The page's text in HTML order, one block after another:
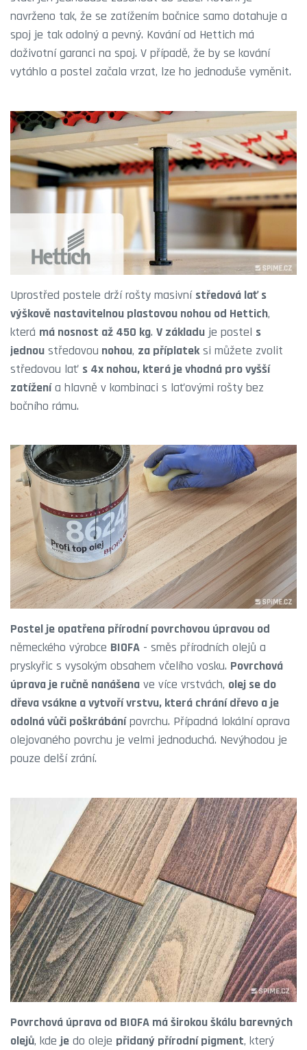
navrženo tak, že se zatížením bočnice samo dotahuje a
spoj je tak odolný a pevný. Kování od Hettich má
doživotní garanci na spoj. V případě, že by se kování
vytáhlo a postel začala vrzat, lze ho jednoduše vyměnit.
Uprostřed postele drží rošty masivní středová lať s
výškově nastavitelnou plastovou nohou od Hettich,
která má nosnost až 450 kg. V základu je postel s
jednou středovou nohou, za příplateksi můžete zvolit
středovou lať s 4x nohou, která je vhodná pro vyšší
zatíženía hlavně v kombinaci s laťovými rošty bez
bočního rámu.
Postel je opatřena přírodní povrchovou úpravou od
německého výrobce BIOFA - směs přírodních olejů a
pryskyřic s vysokým obsahem včelího vosku. Povrchová
úprava je ručně nanášena ve více vrstvách, olej se do
dřeva vsákne a vytvoří vrstvu, která chrání dřevo a je
odolná vůči poškrábánípovrchu. Případná lokální oprava
olejovaného povrchu je velmi jednoduchá. Nevýhodou je
pouze delší zrání.
Povrchová úprava od BIOFA má širokou škálu barevných
olejů, kdeje do oleje přidaný přírodní pigment, který